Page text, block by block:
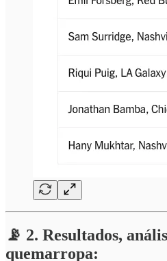
📡 2. Resultados,
quemarropa: